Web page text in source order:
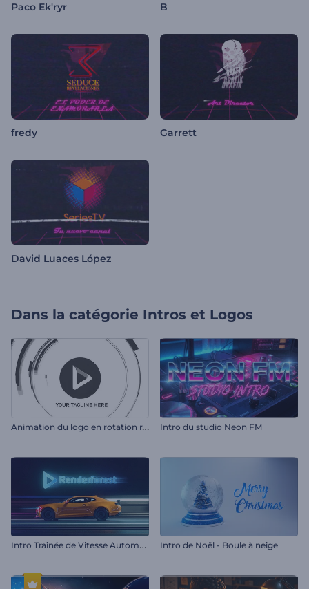
Paco Ek'ryr B
fredy Garrett
David Luaces López
Dans la catégorie Intros et Logos
A
nimation du logo en rotation rapide Intro du studio Neon FM
I
ntro Traînée de Vitesse Automobile Intro de Noël - Boule à neige